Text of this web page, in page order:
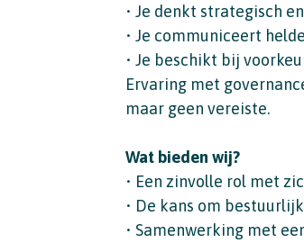
• Je denkt strategisch
• Je communiceert
• Je beschikt bij
Ervaring met
maar geen vereiste.
Wat bieden wij?
• Een zinvolle rol met
• De kans om
• Samenwerking met